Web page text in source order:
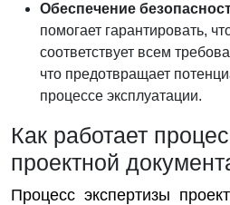
Обеспечение
помогает гарантировать,
соответствует всем
что предотвращает
процессе эксплуатации.
Как работает
проектной
Процесс экспертизы